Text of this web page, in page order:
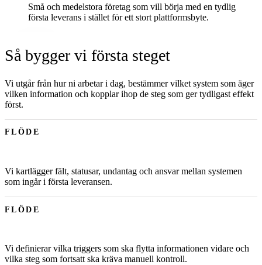
Små och medelstora företag som vill börja med en tydlig
första leverans i stället för ett stort plattformsbyte.
Så bygger vi första steget
Vi utgår från hur ni arbetar i dag, bestämmer vilket system som äger
vilken information och kopplar ihop de steg som ger tydligast effekt
först.
FLÖDE
Vi kartlägger fält, statusar, undantag och ansvar mellan systemen
som ingår i första leveransen.
FLÖDE
Vi definierar vilka triggers som ska flytta informationen vidare och
vilka steg som fortsatt ska kräva manuell kontroll.